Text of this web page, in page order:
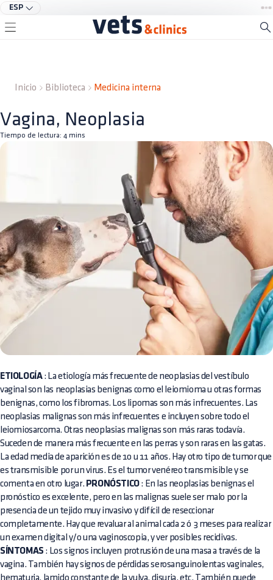
ESP
Inicio Biblioteca Medicina interna
Vagina, Neoplasia
Tiempo de lectura: 4 mins
ETIOLOGÍA: La etiología más frecuente de neoplasias del vestíbulo
vaginal son las neoplasias benignas como el leiomioma u otras formas
benignas, como los fibromas. Los lipomas son más infrecuentes. Las
neoplasias malignas son más infrecuentes e incluyen sobre todo el
leiomiosarcoma. Otras neoplasias malignas son más raras todavía.
Suceden de manera más frecuente en las perras y son raras en las gatas.
La edad media de aparición es de 10 u 11 años. Hay otro tipo de tumor que
es transmisible por un virus. Es el tumor venéreo transmisible y se
comenta en otro lugar. PRONÓSTICO: En las neoplasias benignas el
pronóstico es excelente, pero en las malignas suele ser malo por la
presencia de un tejido muy invasivo y difícil de reseccionar
completamente. Hay que revaluar al animal cada 2 ó 3 meses para realizar
un examen digital y/o una vaginoscopia, y ver posibles recidivas.
SÍNTOMAS : Los signos incluyen protrusión de una masa a través de la
vagina. También hay signos de pérdidas serosanguinolentas vaginales,
hematuria, lamido constante de la vulva, disuria, etc. También puede